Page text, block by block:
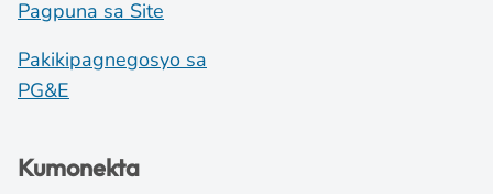
Pagpuna sa Site
Pakikipagnegosyo sa
PG&E
Kumonekta